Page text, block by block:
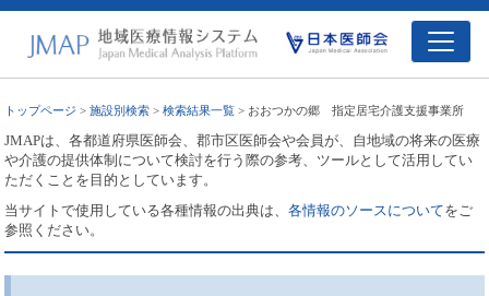
トップページ >施設別検索 >検索結果一覧 > おおつかの郷 指定居宅介護支援事業所
JMAPは、各都道府県医師会、郡市区医師会や会員が、自地域の将来の医療
や介護の提供体制について検討を行う際の参考、ツールとして活用してい
ただくことを目的としています。
当サイトで使用している各種情報の出典は、各情報のソースについてをご
参照ください。